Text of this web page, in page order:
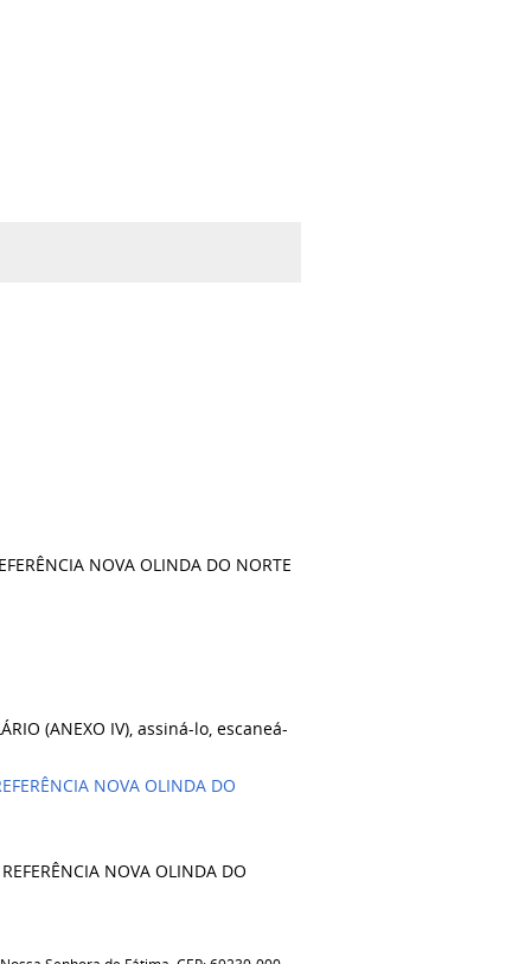
NOVA OLINDA DO NORTE
(ANEXO IV), assiná-lo, escaneá-
NOVA OLINDA DO
NOVA OLINDA DO